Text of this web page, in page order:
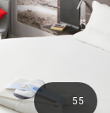
55